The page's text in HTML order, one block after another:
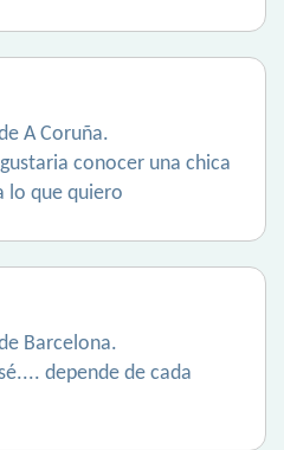
A Coruña.
conocer una chica
lo que quiero
Barcelona.
depende de cada